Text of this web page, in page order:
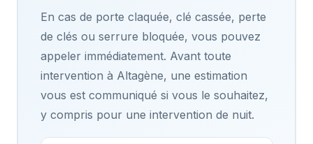
En cas de porte claquée, clé cassée, perte
de clés ou serrure bloquée, vous pouvez
appeler immédiatement. Avant toute
intervention à Altagène, une estimation
vous est communiqué si vous le souhaitez,
y compris pour une intervention de nuit.